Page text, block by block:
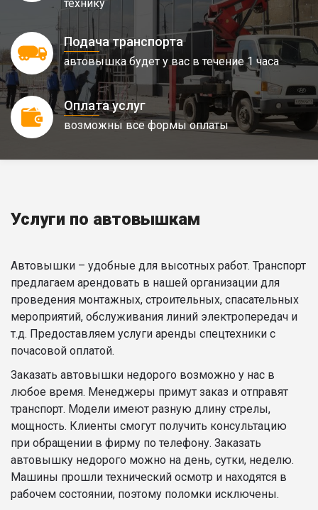
технику
Подача транспорта
автовышка будет у вас в течение 1 часа
Оплата услуг
возможны все формы оплаты
Услуги по автовышкам
Автовышки – удобные для высотных работ. Транспорт
предлагаем арендовать в нашей организации для
проведения монтажных, строительных, спасательных
мероприятий, обслуживания линий электропередач и
т.д. Предоставляем услуги аренды спецтехники с
почасовой оплатой.
Заказать автовышки недорого возможно у нас в
любое время. Менеджеры примут заказ и отправят
транспорт. Модели имеют разную длину стрелы,
мощность. Клиенты смогут получить консультацию
при обращении в фирму по телефону. Заказать
автовышку недорого можно на день, сутки, неделю.
Машины прошли технический осмотр и находятся в
рабочем состоянии, поэтому поломки исключены.